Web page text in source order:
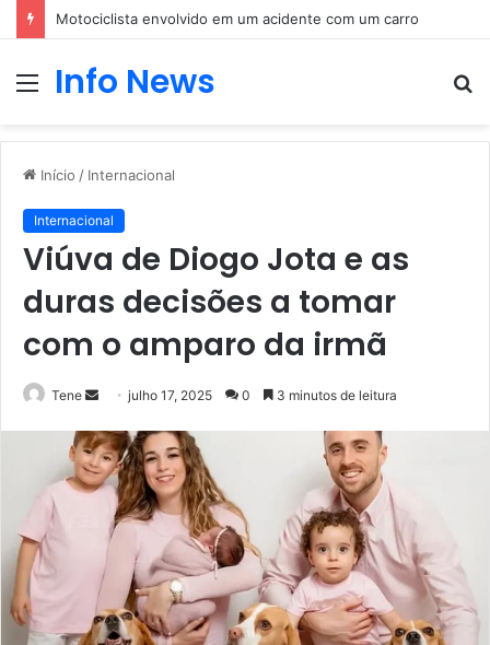
Motociclista envolvido em um acidente com um carro
Menu
Info News
Início / Internacional
Internacional
Viúva de Diogo Jota e as
duras decisões a tomar
com o amparo da irmã
Tene
Mande
e-
mail
julho 17, 2025 0 3 minutos de leitura